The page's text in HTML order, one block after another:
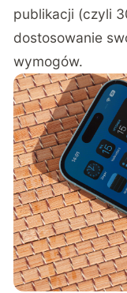
publikacji (czyli
dostosowanie
wymogów.